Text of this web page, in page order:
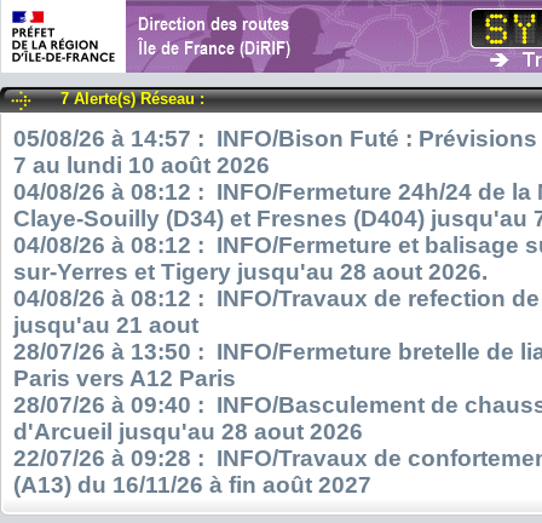
7 Alerte(s) Réseau :
05/08/26 à 14:57 : INFO/Bison Futé :
7 au lundi 10 août 2026
04/08/26 à 08:12 : INFO/Fermeture 24h/24 de
Claye-Souilly (D34) et Fresnes (D404) jusqu'au
04/08/26 à 08:12 : INFO/Fermeture et balisage
sur-Yerres et Tigery jusqu'au 28 aout 2026.
04/08/26 à 08:12 : INFO/Travaux de refection
jusqu'au 21 aout
28/07/26 à 13:50 : INFO/Fermeture bretelle de
Paris vers A12 Paris
28/07/26 à 09:40 : INFO/Basculement de
d'Arcueil jusqu'au 28 aout 2026
22/07/26 à 09:28 : INFO/Travaux de
(A13) du 16/11/26 à fin août 2027